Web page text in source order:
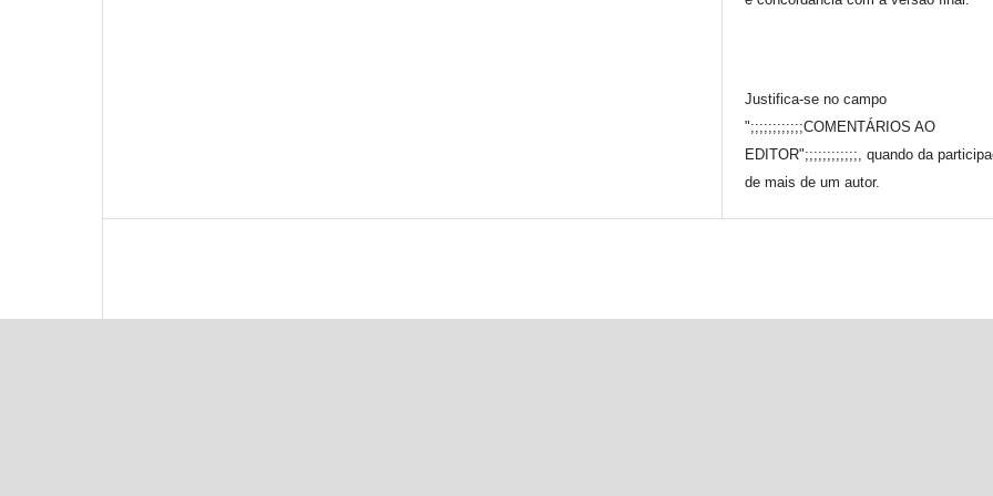
Justifica-se no campo
";;;;;;;;;;;;COMENTÁRIOS AO
EDITOR";;;;;;;;;;;;, quando da
de mais de um autor.